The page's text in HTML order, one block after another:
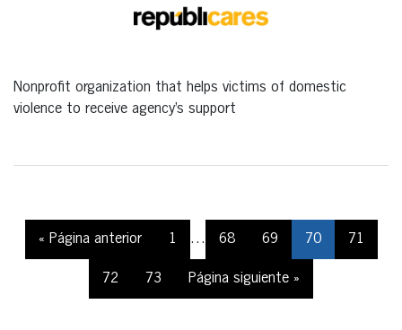
Nonprofit organization that helps victims of domestic
violence to receive agency’s support
« Página anterior 1 … 68 69 70 71
72 73 Página siguiente »